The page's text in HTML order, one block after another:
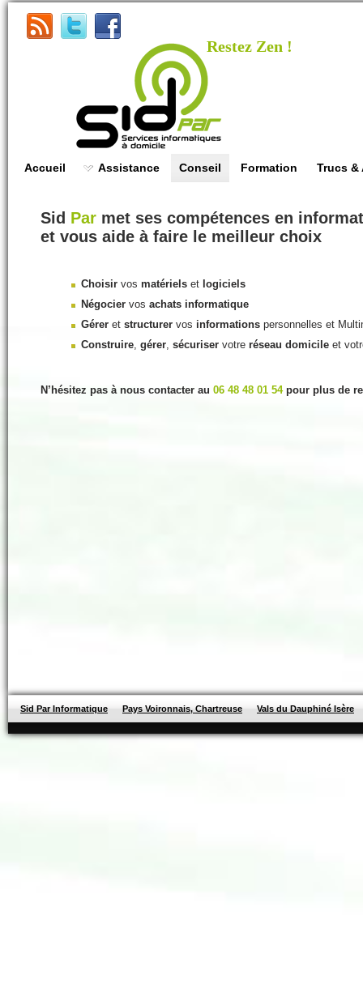
Restez Zen !
Accueil Assistance Conseil Formation Trucs &
Sid Par met ses compétences en
et vous aide à faire le meilleur choix
Choisir vos matériels et logiciels
Négocier vos achats informatique
Gérer et structurer vos informations personnelles et
Construire, gérer, sécuriser votre réseau domicile et
N’hésitez pas à nous contacter au 06 48 48 01 54pour plus de
Sid Par Informatique Pays Voironnais, Chartreuse Vals du Dauphiné Isère